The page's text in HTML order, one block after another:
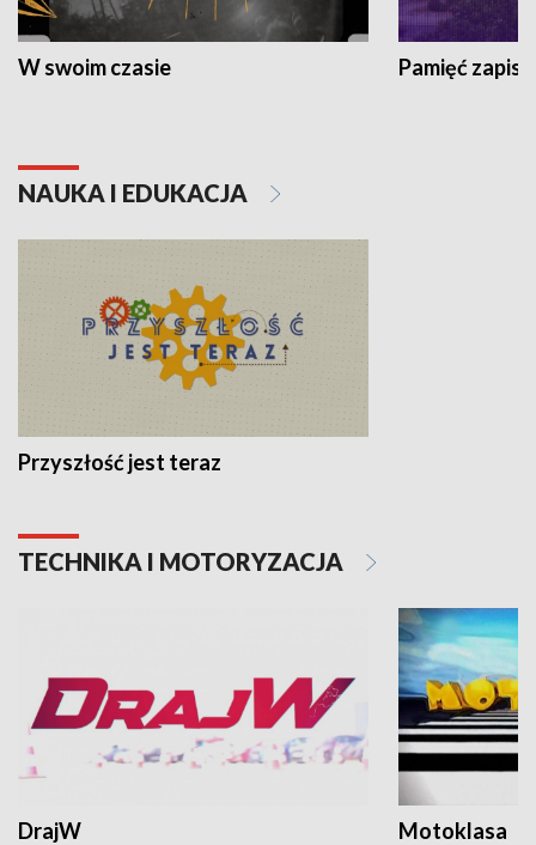
W swoim czasie Pamięć
NAUKA I EDUKACJA
Przyszłość jest teraz
TECHNIKA I MOTORYZACJA
DrajW Motoklasa